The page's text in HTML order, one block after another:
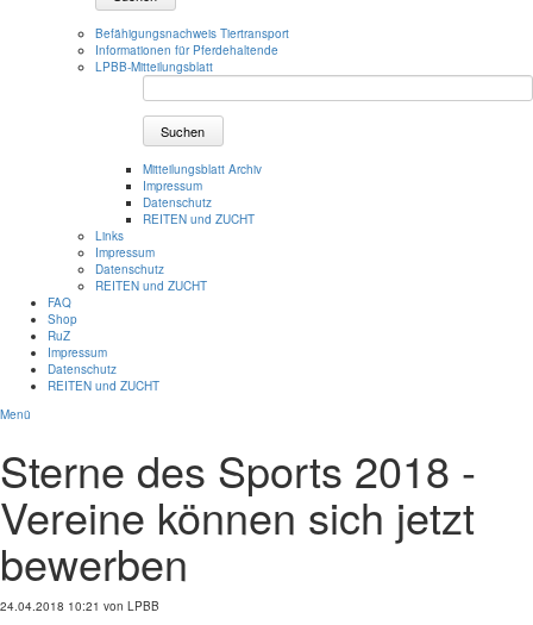
Befähigungsnachweis Tiertransport
Informationen für Pferdehaltende
LPBB-Mitteilungsblatt
Suchen
Mitteilungsblatt Archiv
Impressum
Datenschutz
REITEN und ZUCHT
Links
Impressum
Datenschutz
REITEN und ZUCHT
FAQ
Shop
RuZ
Impressum
Datenschutz
REITEN und ZUCHT
Menü
Sterne des Sports 2018 -
Vereine können sich jetzt
bewerben
24.04.2018 10:21 von LPBB